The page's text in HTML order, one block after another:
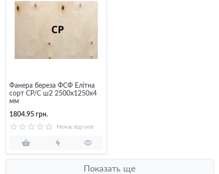
Фанера береза ФСФ Елітна
сорт СР/С ш2 2500x1250x4
мм
1804.95 грн.
Немає відгуків
Показать ще